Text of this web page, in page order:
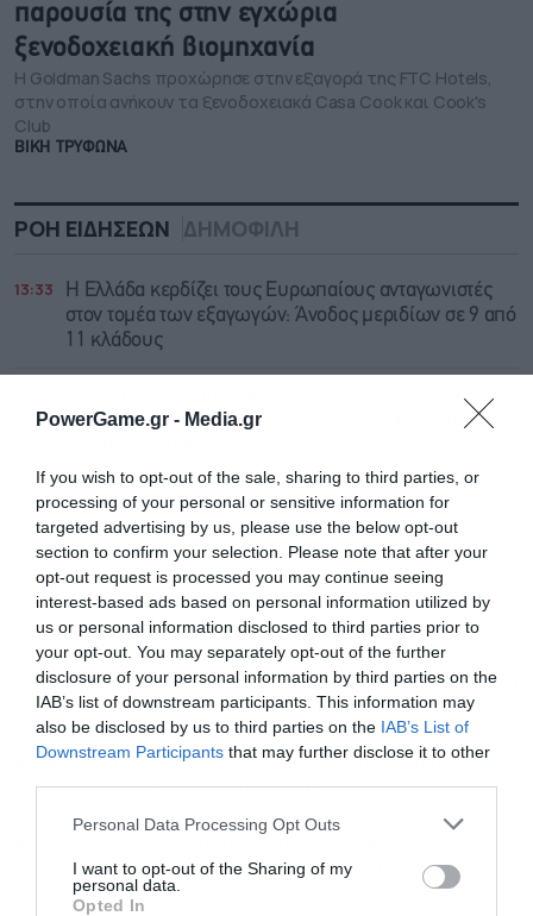
PowerGame.gr - Media.gr
If you wish to opt-out of the sale, sharing to third parties, or
processing of your personal or sensitive information for
targeted advertising by us, please use the below opt-out
section to confirm your selection. Please note that after your
opt-out request is processed you may continue seeing
interest-based ads based on personal information utilized by
us or personal information disclosed to third parties prior to
your opt-out. You may separately opt-out of the further
disclosure of your personal information by third parties on the
IAB’s list of downstream participants. This information may
also be disclosed by us to third parties on the IAB’s List of
Downstream Participants that may further disclose it to other
Personal Data Processing Opt Outs
I want to opt-out of the Sharing of my
personal data.
Opted In
παρουσία της στην εγχώρια
ξενοδοχειακή βιομηχανία
Η Goldman Sachs προχώρησε στην εξαγορά της FTC Hotels,
στην οποία ανήκουν τα ξενοδοχειακά Casa Cook και Cook's
Club
ΒΙΚΗ ΤΡΥΦΩΝΑ
ΡΟΗ ΕΙΔΗΣΕΩΝ ΔΗΜΟΦΙΛΗ
13:33
Η Ελλάδα κερδίζει τους Ευρωπαίους ανταγωνιστές
στον τομέα των εξαγωγών: Άνοδος μεριδίων σε 9 από
11 κλάδους
Μεγάλη έξοδος των εκδρομέων του Αυγούστου:
Πάνω από 100.000 επιβάτες φεύγουν από Πειραιά,
12:28 Αραγτσί: Στον πάγο η συμφωνία που καθορίζει νέες
διαδρομές ναυσιπλοΐας – Δεν συζητάμε όσο οι ΗΠΑ
κάνουν επιθέσεις
11:55 Δύο νέοι Αντιπεριφερειάρχες στην Αττική: Ποιους
όρισε ο Νίκος Χαρδαλιάς
11:27 Τρόμος στον αέρα για δύο επιβατηγά αεροπλάνα: Παρά
λίγο σύγκρουση στο αεροδρόμιο του Σίδνεϊ
10:46
Οι Χούθι έπληξαν πετρελαϊκή εγκατάσταση της
Aramco στη Σαουδική Αραβία
Χριστοδουλάκη: “Φαντασιόπληκτο ρεπορτάζ” απαντά
το ΠΑΣΟΚ